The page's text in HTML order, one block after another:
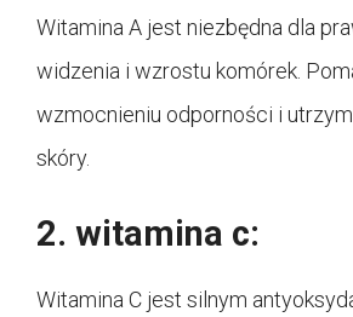
Witamina A jest niezbędna dla
widzenia i wzrostu komórek.
wzmocnieniu odporności i
skóry.
2. witamina c:
Witamina C jest silnym